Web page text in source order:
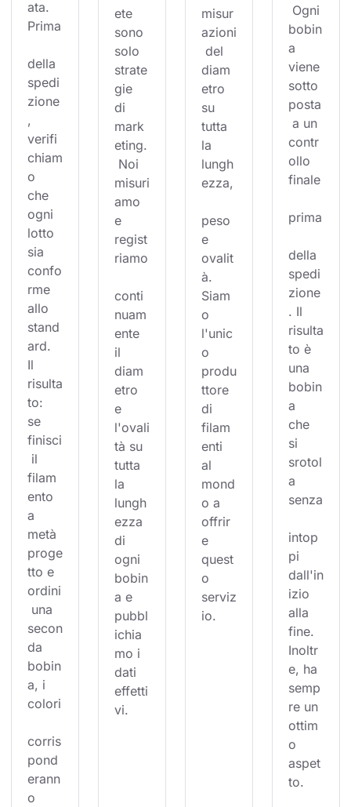
ata.
Prima
della
spedi
zione
,
verifi
chiam
o
che
ogni
lotto
sia
confo
rme
allo
stand
ard.
Il
risulta
to:
se
finisci
il
filam
ento
a
metà
proge
tto e
ordini
una
secon
da
bobin
a, i
colori
corris
pond
erann
o
ete
sono
solo
strate
gie
di
mark
eting.
Noi
misuri
amo
e
regist
riamo
conti
nuam
ente
il
diam
etro
e
l'ovali
tà su
tutta
la
lungh
ezza
di
ogni
bobin
a e
pubbl
ichia
mo i
dati
effetti
vi.
misur
azioni
del
diam
etro
su
tutta
la
lungh
ezza,
peso
e
ovalit
à.
Siam
o
l'unic
o
produ
ttore
di
filam
enti
al
mond
o a
offrir
e
quest
o
serviz
io.
Ogni
bobin
a
viene
sotto
posta
a un
contr
ollo
finale
prima
della
spedi
zione
. Il
risulta
to è
una
bobin
a
che
si
srotol
a
senza
intop
pi
dall'in
izio
alla
fine.
Inoltr
e, ha
semp
re un
ottim
o
aspet
to.